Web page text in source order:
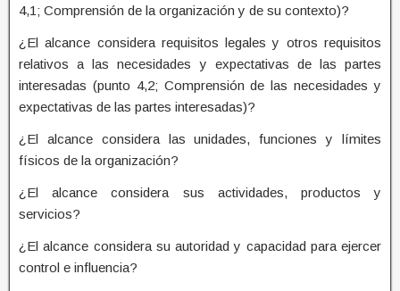
4,1; Comprensión de la organización y de su contexto)?
¿El alcance considera requisitos legales y otros requisitos
relativos a las necesidades y expectativas de las partes
interesadas (punto 4,2; Comprensión de las necesidades y
expectativas de las partes interesadas)?
¿El alcance considera las unidades, funciones y límites
físicos de la organización?
¿El alcance considera sus actividades, productos y
servicios?
¿El alcance considera su autoridad y capacidad para ejercer
control e influencia?